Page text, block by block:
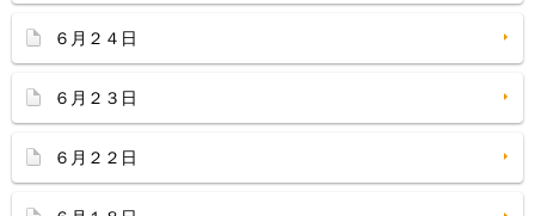
６月２４日
６月２３日
６月２２日